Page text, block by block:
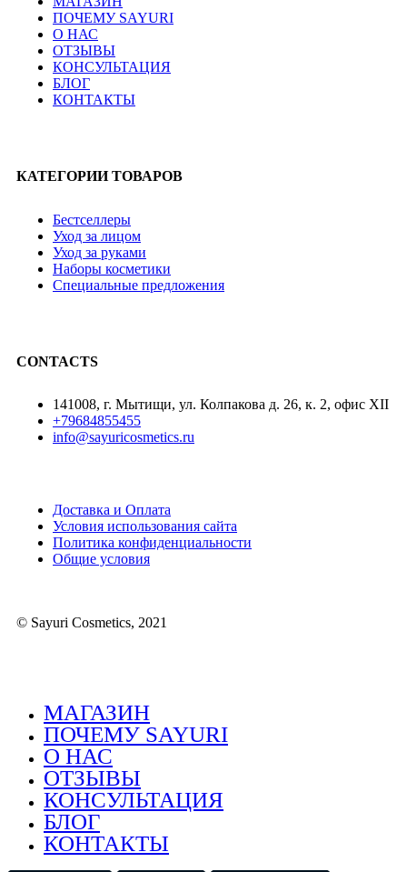
ПОЧЕМУ SAYURI
О НАС
ОТЗЫВЫ
КОНСУЛЬТАЦИЯ
БЛОГ
КОНТАКТЫ
КАТЕГОРИИ ТОВАРОВ
Бестселлеры
Уход за лицом
Уход за руками
Наборы косметики
Специальные предложения
CONTACTS
141008, г. Мытищи, ул. Колпакова д. 26, к. 2, офис XII
+79684855455
info@sayuricosmetics.ru
Доставка и Оплата
Условия использования сайта
Политика конфиденциальности
Общие условия
© Sayuri Cosmetics, 2021
МАГАЗИН
ПОЧЕМУ SAYURI
О НАС
ОТЗЫВЫ
КОНСУЛЬТАЦИЯ
БЛОГ
КОНТАКТЫ